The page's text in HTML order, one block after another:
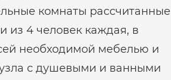
комнаты рассчитанные
из 4 человек каждая, в
необходимой мебелью и
с душевыми и ванными